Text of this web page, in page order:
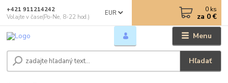
Menu
EUR
Hľadať
+421 911214242
Volajte v čase(Po-Ne, 8-22 hod.)
0 ks
za 0 €